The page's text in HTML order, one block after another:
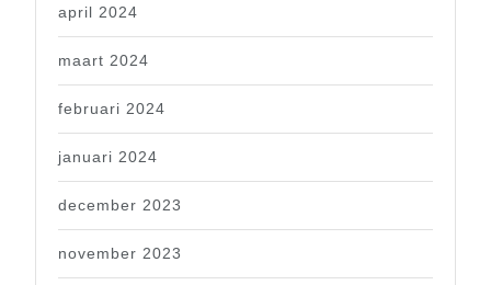
april 2024
maart 2024
februari 2024
januari 2024
december 2023
november 2023